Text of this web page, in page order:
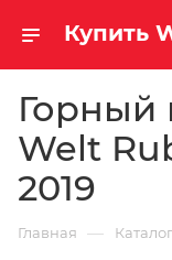
Горный
Welt
2019
Главная — Каталог